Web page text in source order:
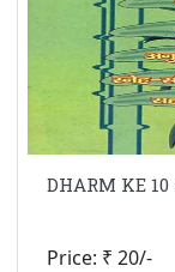
DHARM KE
Price: ₹ 20/-